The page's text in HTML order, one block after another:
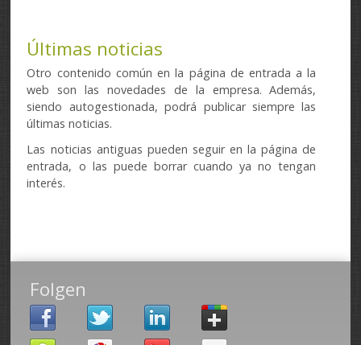
Últimas noticias
Otro contenido común en la página de entrada a la
web son las novedades de la empresa. Además,
siendo autogestionada, podrá publicar siempre las
últimas noticias.
Las noticias antiguas pueden seguir en la página de
entrada, o las puede borrar cuando ya no tengan
interés.
Folgen